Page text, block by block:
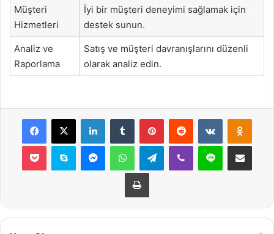
Müşteri
Hizmetleri
İyi bir müşteri deneyimi sağlamak için
destek sunun.
Analiz ve
Raporlama
Satış ve müşteri davranışlarını düzenli
olarak analiz edin.
Facebook
X LinkedInTumblr PinterestReddit VKontakte
Pocket Skype MessengerWhatsAppTelegramViber Line E-Posta ile
Yazdır